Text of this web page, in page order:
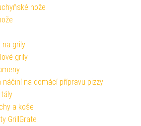
nože
na grily
grily
náčiní na domácí přípravu pizzy
a koše
GrillGrate